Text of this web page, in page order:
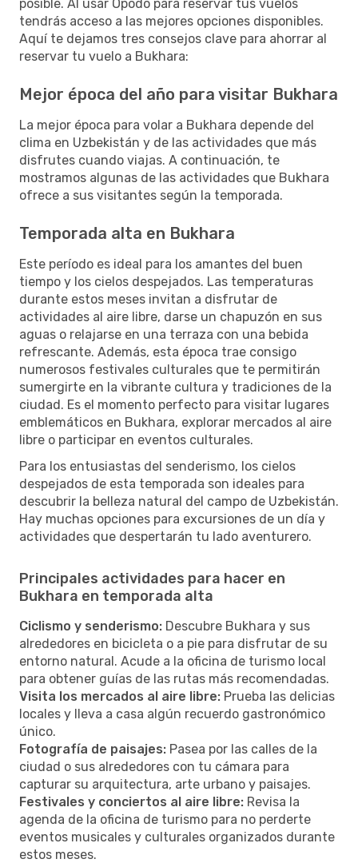
posible. Al usar Opodo para reservar tus vuelos
tendrás acceso a las mejores opciones disponibles.
Aquí te dejamos tres consejos clave para ahorrar al
reservar tu vuelo a Bukhara:
Mejor época del año para visitar Bukhara
La mejor época para volar a Bukhara depende del
clima en Uzbekistán y de las actividades que más
disfrutes cuando viajas. A continuación, te
mostramos algunas de las actividades que Bukhara
ofrece a sus visitantes según la temporada.
Temporada alta en Bukhara
Este período es ideal para los amantes del buen
tiempo y los cielos despejados. Las temperaturas
durante estos meses invitan a disfrutar de
actividades al aire libre, darse un chapuzón en sus
aguas o relajarse en una terraza con una bebida
refrescante. Además, esta época trae consigo
numerosos festivales culturales que te permitirán
sumergirte en la vibrante cultura y tradiciones de la
ciudad. Es el momento perfecto para visitar lugares
emblemáticos en Bukhara, explorar mercados al aire
libre o participar en eventos culturales.
Para los entusiastas del senderismo, los cielos
despejados de esta temporada son ideales para
descubrir la belleza natural del campo de Uzbekistán.
Hay muchas opciones para excursiones de un día y
actividades que despertarán tu lado aventurero.
Principales actividades para hacer en
Bukhara en temporada alta
Ciclismo y senderismo: Descubre Bukhara y sus
alrededores en bicicleta o a pie para disfrutar de su
entorno natural. Acude a la oficina de turismo local
para obtener guías de las rutas más recomendadas.
Visita los mercados al aire libre: Prueba las delicias
locales y lleva a casa algún recuerdo gastronómico
único.
Fotografía de paisajes: Pasea por las calles de la
ciudad o sus alrededores con tu cámara para
capturar su arquitectura, arte urbano y paisajes.
Festivales y conciertos al aire libre: Revisa la
agenda de la oficina de turismo para no perderte
eventos musicales y culturales organizados durante
estos meses.